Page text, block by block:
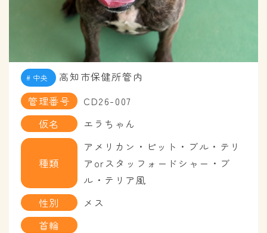
中央
高知市保健所管内
管理番号
CD26-007
仮名
エラちゃん
種類
アメリカン・ピット・ブル・テリ
アorスタッフォードシャー・ブ
ル・テリア風
性別
メス
首輪